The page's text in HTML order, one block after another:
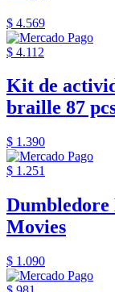
$ 4.569
$ 4.112
Kit de
braille 87
$ 1.390
$ 1.251
Movies
$ 1.090